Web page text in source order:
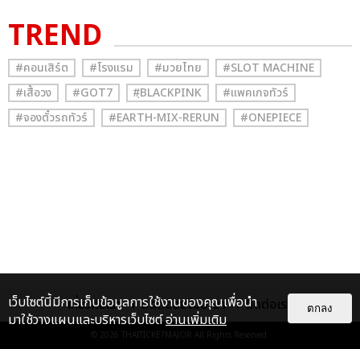
TREND
#คอนเสิร์ต #โรงแรม #มวยไทย
#SLOT MACHINE
#เสื้อวง
#GOT7 #ฺBLACKPINK
#แพคเกจทัวร์
#จองตั๋วรถทัวร์
#EARTH-MIX-RERUN #ONEPIECE
เกี่ยวกับเรา ติดต่อลงโฆษณา ติดต่อเรา
© 2026 THAITICKETMAJOR All Rights Reserved.
เว็บไซต์นี้มีการเก็บข้อมูลการใช้งานของคุณเพื่อนำ
มาใช้วางแผนและบริหารเว็บไซต์อ่านเพิ่มเติม
ตกลง